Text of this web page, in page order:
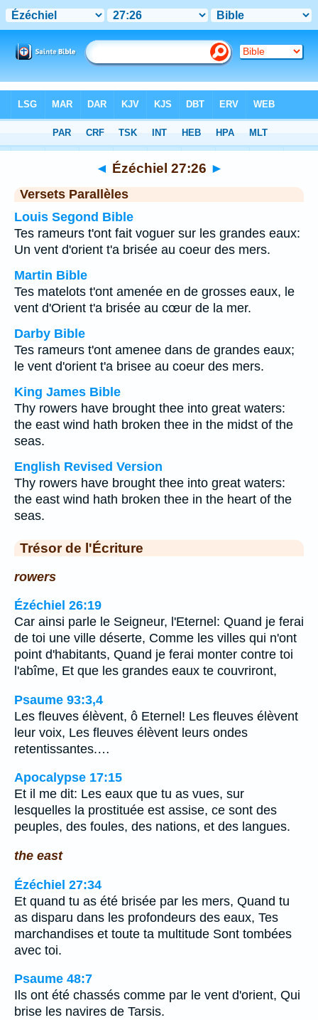
Chapitre 27> Verset 26
◄ Ézéchiel 27:26 ►
Versets Parallèles
Louis Segond Bible
Tes rameurs t'ont fait voguer sur les grandes eaux:
Un vent d'orient t'a brisée au coeur des mers.
Martin Bible
Tes matelots t'ont amenée en de grosses eaux, le
vent d'Orient t'a brisée au cœur de la mer.
Darby Bible
Tes rameurs t'ont amenee dans de grandes eaux;
le vent d'orient t'a brisee au coeur des mers.
King James Bible
Thy rowers have brought thee into great waters:
the east wind hath broken thee in the midst of the
seas.
English Revised Version
Thy rowers have brought thee into great waters:
the east wind hath broken thee in the heart of the
seas.
Trésor de l'Écriture
rowers
Ézéchiel 26:19
Car ainsi parle le Seigneur, l'Eternel: Quand je ferai
de toi une ville déserte, Comme les villes qui n'ont
point d'habitants, Quand je ferai monter contre toi
l'abîme, Et que les grandes eaux te couvriront,
Psaume 93:3,4
Les fleuves élèvent, ô Eternel! Les fleuves élèvent
leur voix, Les fleuves élèvent leurs ondes
retentissantes.…
Apocalypse 17:15
Et il me dit: Les eaux que tu as vues, sur
lesquelles la prostituée est assise, ce sont des
peuples, des foules, des nations, et des langues.
the east
Ézéchiel 27:34
Et quand tu as été brisée par les mers, Quand tu
as disparu dans les profondeurs des eaux, Tes
marchandises et toute ta multitude Sont tombées
avec toi.
Psaume 48:7
Ils ont été chassés comme par le vent d'orient, Qui
brise les navires de Tarsis.